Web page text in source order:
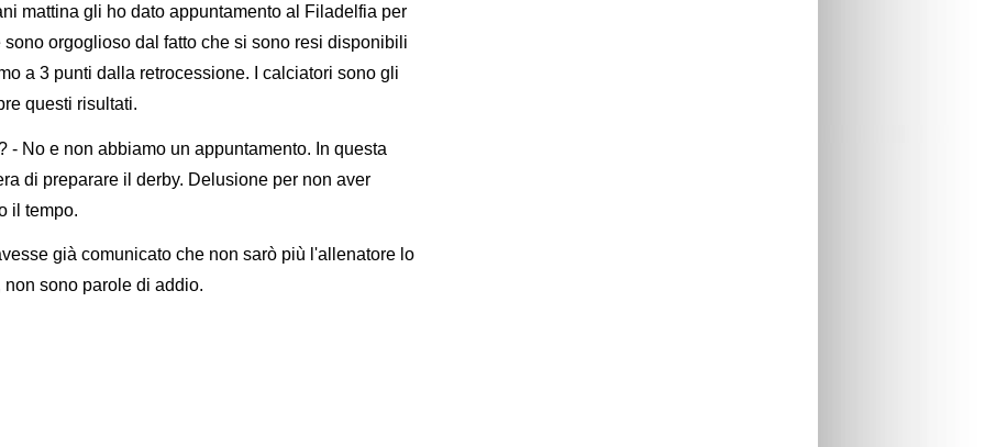
mattina gli ho dato appuntamento al Filadelfia per
orgoglioso dal fatto che si sono resi disponibili
a 3 punti dalla retrocessione. I calciatori sono gli
questi risultati.
- No e non abbiamo un appuntamento. In questa
di preparare il derby. Delusione per non aver
il tempo.
già comunicato che non sarò più l'allenatore lo
sono parole di addio.